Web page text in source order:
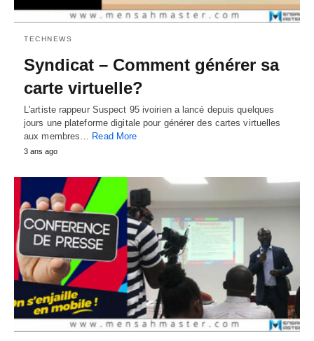
TECHNEWS
Syndicat – Comment générer sa
carte virtuelle?
L'artiste rappeur Suspect 95 ivoirien a lancé depuis quelques
jours une plateforme digitale pour générer des cartes virtuelles
aux membres… Read More
3 ans ago